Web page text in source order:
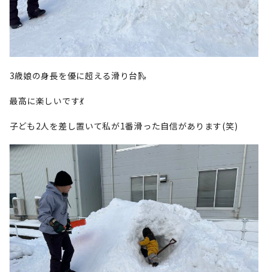
3歳娘の身長を優に超える滑り台🛝
最高に楽しいです💃
子ども2人を差し置いて私が1番滑った自信があります(笑)